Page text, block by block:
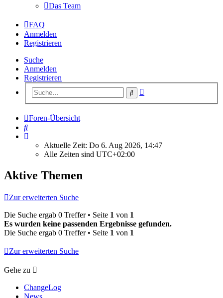
Das Team
FAQ
Anmelden
Registrieren
Suche
Anmelden
Registrieren
Suche
Foren-Übersicht
Suche
Aktuelle Zeit: Do 6. Aug 2026, 14:47
Alle Zeiten sind UTC+02:00
Aktive Themen
Zur erweiterten Suche
Die Suche ergab 0 Treffer • Seite 1 von 1
Es wurden keine passenden Ergebnisse gefunden.
Die Suche ergab 0 Treffer • Seite 1 von 1
Zur erweiterten Suche
Gehe zu
ChangeLog